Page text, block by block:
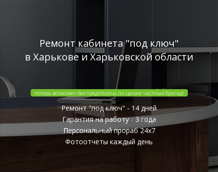
Ремонт кабинета "под ключ"
в Харькове и Харьковской области
теперь возможен без предоплаты по ценам частных бригад!
Ремонт "под ключ" - 14 дней
Гарантия на работу - 3 года
Персональный прораб 24x7
Фотоотчеты каждый день